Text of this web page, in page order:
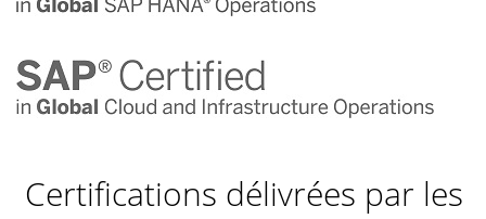
Certifications délivrées par les